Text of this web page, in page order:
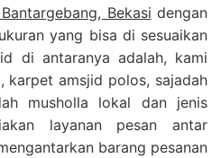
Bekasi dengan
yang bisa di sesuaikan
di antaranya adalah, kami
karpet amsjid polos, sajadah
musholla lokal dan jenis
layanan pesan antar
barang pesanan